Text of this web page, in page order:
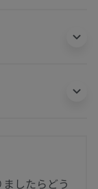
したらどう